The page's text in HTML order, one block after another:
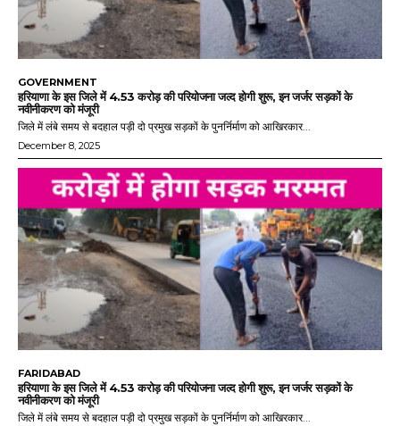
GOVERNMENT
हरियाणा के इस जिले में 4.53 करोड़ की परियोजना जल्द होगी शुरू, इन जर्जर सड़कों के
नवीनीकरण को मंजूरी
जिले में लंबे समय से बदहाल पड़ी दो प्रमुख सड़कों के पुनर्निर्माण को आखिरकार...
December 8, 2025
FARIDABAD
हरियाणा के इस जिले में 4.53 करोड़ की परियोजना जल्द होगी शुरू, इन जर्जर सड़कों के
नवीनीकरण को मंजूरी
जिले में लंबे समय से बदहाल पड़ी दो प्रमुख सड़कों के पुनर्निर्माण को आखिरकार...